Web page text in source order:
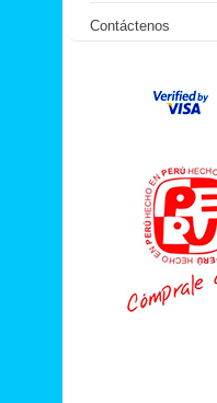
Contáctenos